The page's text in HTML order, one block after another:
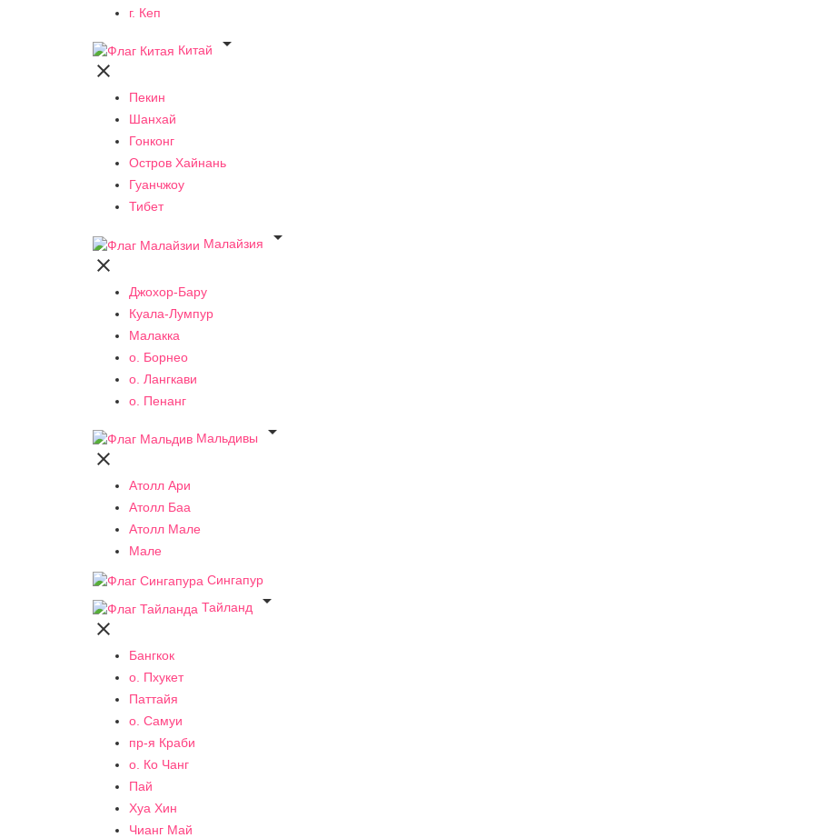
г. Кеп
Китай


Пекин
Шанхай
Гонконг
Остров Хайнань
Гуанчжоу
Тибет
Малайзия


Джохор-Бару
Куала-Лумпур
Малакка
о. Борнео
о. Лангкави
о. Пенанг
Мальдивы


Атолл Ари
Атолл Баа
Атолл Мале
Мале
Сингапур
Тайланд


Бангкок
о. Пхукет
Паттайя
о. Самуи
пр-я Краби
о. Ко Чанг
Пай
Хуа Хин
Чианг Май